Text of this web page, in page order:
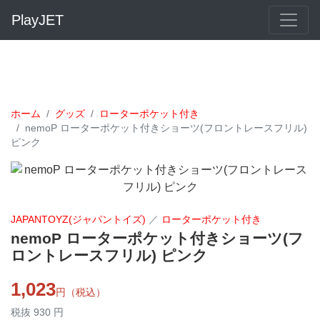
PlayJET
ホーム グッズ
ローターポケット付き
nemoP ローターポケット付きショーツ(フロントレースフリル)
ピンク
JAPANTOYZ(ジャパントイズ) ／ ローターポケット付き
nemoP ローターポケット付きショーツ(フ
ロントレースフリル) ピンク
1,023円（税込）
税抜 930 円